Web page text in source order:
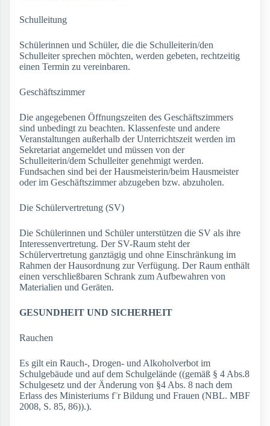
Schulleitung
Schülerinnen und Schüler, die die Schulleiterin/den
Schulleiter sprechen möchten, werden gebeten, rechtzeitig
einen Termin zu vereinbaren.
Geschäftszimmer
Die angegebenen Öffnungszeiten des Geschäftszimmers
sind unbedingt zu beachten. Klassenfeste und andere
Veranstaltungen außerhalb der Unterrichtszeit werden im
Sekretariat angemeldet und müssen von der
Schulleiterin/dem Schulleiter genehmigt werden.
Fundsachen sind bei der Hausmeisterin/beim Hausmeister
oder im Geschäftszimmer abzugeben bzw. abzuholen.
Die Schülervertretung (SV)
Die Schülerinnen und Schüler unterstützen die SV als ihre
Interessenvertretung. Der SV-Raum steht der
Schülervertretung ganztägig und ohne Einschränkung im
Rahmen der Hausordnung zur Verfügung. Der Raum enthält
einen verschließbaren Schrank zum Aufbewahren von
Materialien und Geräten.
GESUNDHEIT UND SICHERHEIT
Rauchen
Es gilt ein Rauch-, Drogen- und Alkoholverbot im
Schulgebäude und auf dem Schulgelände ((gemäß § 4 Abs.8
Schulgesetz und der Änderung von §4 Abs. 8 nach dem
Erlass des Ministeriums f¨r Bildung und Frauen (NBL. MBF
2008, S. 85, 86)).).